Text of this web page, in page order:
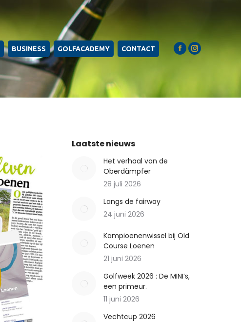
BUSINESS GOLFACADEMY CONTACT
FacebookInstagram
Laatste nieuws
Het verhaal van de
Oberdämpfer
28 juli 2026
Langs de fairway
24 juni 2026
Kampioenenwissel bij Old
Course Loenen
21 juni 2026
Golfweek 2026 : De MINI’s,
een primeur.
11 juni 2026
Vechtcup 2026